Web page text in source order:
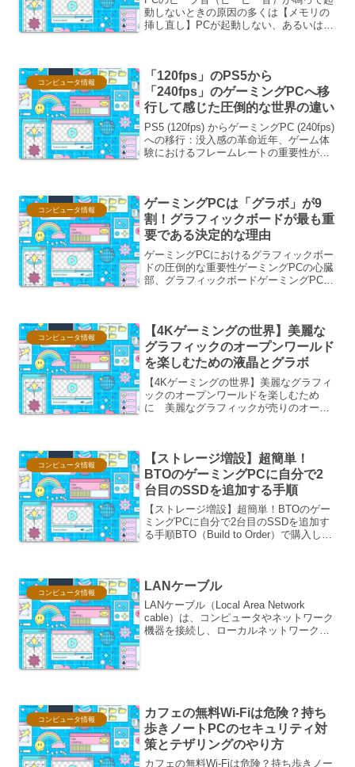
動しないときの原因の多くは【メモリの
挿し直し】PCが起動しない、あるいは起
かし、このビープ音は...
コンピュータ情報
「120fps」のPS5から
「240fps」のゲーミングPCへ移
行して感じた圧倒的な世界の違い
PS5 (120fps) からゲーミングPC (240fps)
への移行：没入感の革命近年、ゲーム体
験におけるフレームレートの重要性がま
コンピュータ情報
ゲーミングPCは「グラボ」が9
割！グラフィックボードが最も重
要である決定的な理由
ゲーミングPCにおけるグラフィックボー
ドの圧倒的な重要性ゲーミングPCの心臓
部、グラフィックボードゲーミングPCを
れています。な...
コンピュータ情報
【4Kゲーミングの世界】美麗な
グラフィックのオープンワールド
を楽しむための液晶とグラボ
【4Kゲーミングの世界】美麗なグラフィ
ックのオープンワールドを楽しむため
に 美麗なグラフィックが売りのオープ
ード（グラボ）を選べば...
コンピュータ情報
【ストレージ増設】超簡単！
BTOのゲーミングPCに自分で2
台目のSSDを追加する手順
【ストレージ増設】超簡単！BTOのゲー
ミングPCに自分で2台目のSSDを追加す
る手順BTO（Build to Order）で購入した
コンピュータ情報 LANケーブル
LANケーブル（Local Area Network
cable）は、コンピュータやネットワーク
機器を接続し、ローカルネットワーク
コンピュータ情報
カフェの無料Wi-Fiは危険？持ち
歩きノートPCのセキュリティ対
策とテザリングのやり方
カフェの無料Wi-Fiは危険？持ち歩きノー